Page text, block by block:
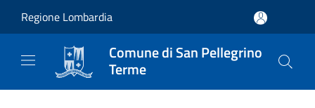
Regione Lombardia
Comune di San Pellegrino
Terme